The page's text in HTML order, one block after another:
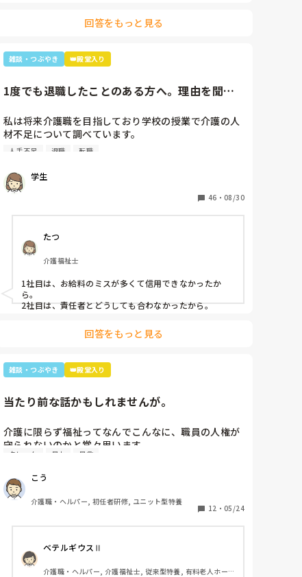
そこから、リフト浴で介助を行っていた利用者さんが
「SMAPは今はどんな事してるの？」とあり、事務所
った事等伝えると残念そうにしてましたが「けど、皆
元気なんやろ？なら言いやん😊」と(笑)
そこから利用者さんは「キムタクは工藤静香と結婚し
たんやったけ？子どもは？」と。
で、入浴介助でなければマシンガントークに成程(笑)
近くにいた職員がその利用者さんに「この子にその話
したら永遠に話すからあかんよ(笑)」と言われるほど
年齢や認知症の事を考えても、嵐のメンバー3人とキ
ムタクが誰と結婚したのか覚えていた事に驚きながら
回答をもっと見る
雑談・つぶやき 👑殿堂入り
1度でも退職したことのある方へ。理由を聞か
私は将来介護職を目指しており学校の授業で介護の人
材不足について調べています。
そこで介護の仕事をやめた理由についてアンケートを
関係など)
多くの回答が必要なので本人ではなく知人の方がやめ
た理由などでも教えていただけると助かります。
ご協力お願いします🙇🏻‍♀️
人手不足 退職 転職
学生
46 ・ 08/30
たつ
介護福祉士
1社目は、お給料のミスが多くて信用できなかったか
ら。
2社目は、責任者とどうしても合わなかったから。
回答をもっと見る
雑談・つぶやき 👑殿堂入り
当たり前な話かもしれませんが。
介護に限らず福祉ってなんでこんなに、職員の人権が
守られないのかと常々思います。
過ぎている感じは否めません。
特に、利用者からの暴力・暴言、家族からのクレーム
をいつまでも我慢するのは心情としておかしいのでは
と思います。(今どき、お客様は神様というのは…)
介護職員というより福祉人として間違っている考えだ
とは思いますが、割りきって仕事をしていく必要があ
クレーム 暴力 暴言
こう
介護職・ヘルパー, 初任者研修, ユニット型特養
12 ・ 05/24
ベテルギウスⅡ
介護職・ヘルパー, 介護福祉士, 従来型特養, 有料老人ホー